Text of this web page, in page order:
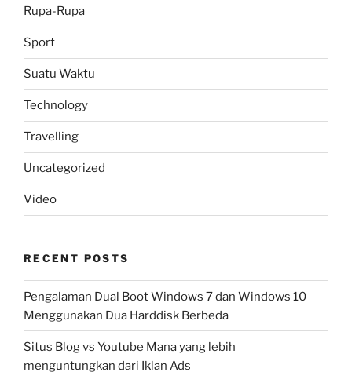
Rupa-Rupa
Sport
Suatu Waktu
Technology
Travelling
Uncategorized
Video
RECENT POSTS
Pengalaman Dual Boot Windows 7 dan Windows 10
Menggunakan Dua Harddisk Berbeda
Situs Blog vs Youtube Mana yang lebih
menguntungkan dari Iklan Ads